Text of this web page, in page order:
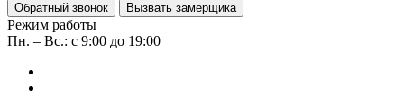
Обратный звонок Вызвать замерщика
Режим работы
Пн. – Вс.: с 9:00 до 19:00